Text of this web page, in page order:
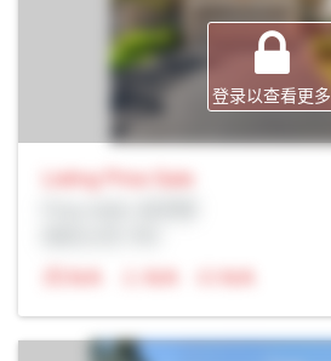
登录以查看更多
Listing Price Sale
N/A
N/A N/A